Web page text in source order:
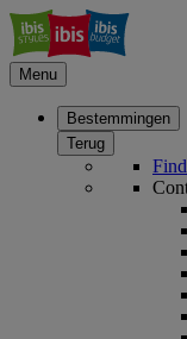
Menu
Bestemmingen
Terug